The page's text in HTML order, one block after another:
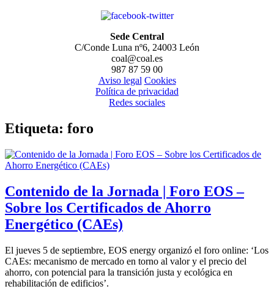
Sede Central
C/Conde Luna nº6, 24003 León
coal@coal.es
987 87 59 00
Aviso legal Cookies
Política de privacidad
Redes sociales
Etiqueta: foro
Contenido de la Jornada | Foro EOS –
Sobre los Certificados de Ahorro
Energético (CAEs)
El jueves 5 de septiembre, EOS energy organizó el foro online: ‘Los
CAEs: mecanismo de mercado en torno al valor y el precio del
ahorro, con potencial para la transición justa y ecológica en
rehabilitación de edificios’.